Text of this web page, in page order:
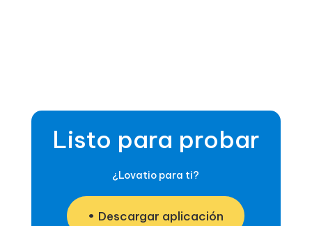
Listo para probar
¿Lovatio para ti?
Descargar aplicación